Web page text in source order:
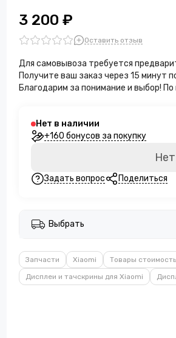
3 200 ₽
Оставить отзыв
Для самовывоза требуется
Получите ваш заказ через 15 минут
Благодарим за понимание и выбор!
Нет в наличии
+160 бонусов за покупку
Задать вопрос Поделиться
Выбрать
Запчасти Xiaomi Товары
Дисплеи и тачскрины для Xiaomi